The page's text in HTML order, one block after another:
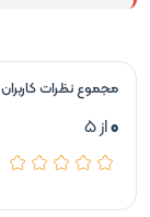
مجموع نظرات کاربران
0از 5